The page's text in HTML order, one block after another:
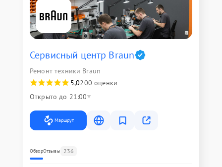
Сервисный центр Braun
Ремонт техники Braun
5,0200 оценки
Открыто до 21:00
Маршрут
ОбзорОтзывы 236